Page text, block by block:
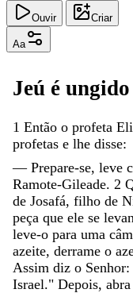
Ouvir Criar
Aa
Jeú é ungido
1 Então o profeta
profetas e lhe disse:
— Prepare-se, leve
Ramote-Gileade. 2
de Josafá, filho de
peça que ele se
leve-o para uma
azeite, derrame o
Assim diz o Senhor:
Israel." Depois, abra